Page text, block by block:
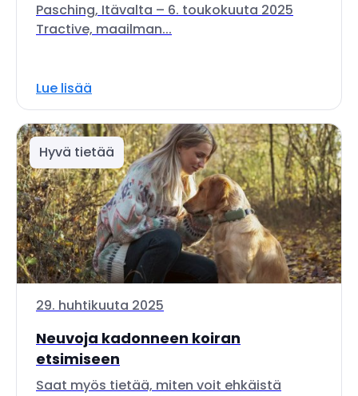
Pasching, Itävalta – 6. toukokuuta 2025
Tractive, maailman...
Lue lisää
Hyvä tietää
29. huhtikuuta 2025
Neuvoja kadonneen koiran
etsimiseen
Saat myös tietää, miten voit ehkäistä